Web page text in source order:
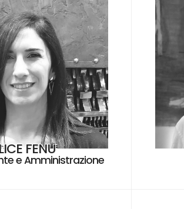
FENU
e Amministrazione